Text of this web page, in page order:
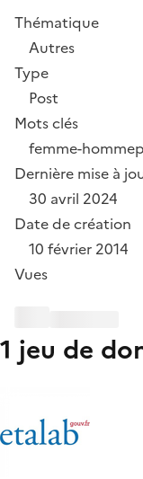
Thématique
Autres
Type
Post
Mots clés
femme-homme
Dernière mise à
30 avril 2024
Date de création
10 février 2014
Vues
1 jeu de